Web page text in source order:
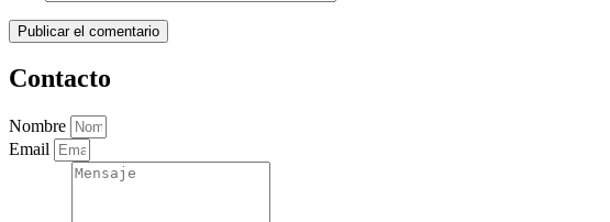
Contacto
Nombre
Email